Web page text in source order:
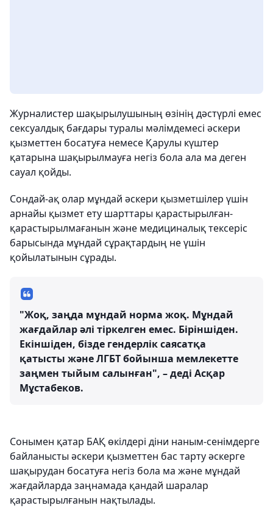
Журналистер шақырылушының өзінің дәстүрлі емес
сексуалдық бағдары туралы мәлімдемесі әскери
қызметтен босатуға немесе Қарулы күштер
қатарына шақырылмауға негіз бола ала ма деген
сауал қойды.
Сондай-ақ олар мұндай әскери қызметшілер үшін
арнайы қызмет ету шарттары қарастырылған-
қарастырылмағанын және медициналық тексеріс
барысында мұндай сұрақтардың не үшін
қойылатынын сұрады.
"Жоқ, заңда мұндай норма жоқ. Мұндай
жағдайлар әлі тіркелген емес. Біріншіден.
Екіншіден, бізде гендерлік саясатқа
қатысты және ЛГБТ бойынша мемлекетте
заңмен тыйым салынған", – деді Асқар
Мұстабеков.
Сонымен қатар БАҚ өкілдері діни наным-сенімдерге
байланысты әскери қызметтен бас тарту әскерге
шақырудан босатуға негіз бола ма және мұндай
жағдайларда заңнамада қандай шаралар
қарастырылғанын нақтылады.